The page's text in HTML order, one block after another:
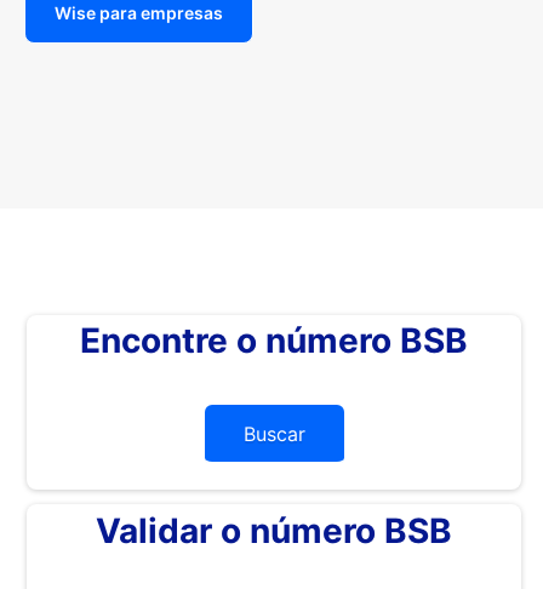
Wise para empresas
Encontre o número BSB
Buscar
Validar o número BSB